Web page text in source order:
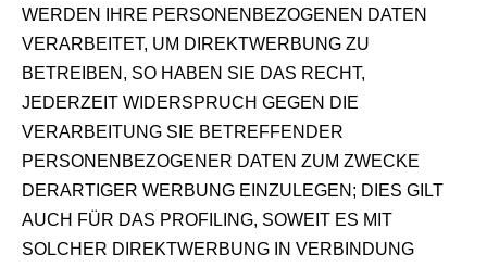
WERDEN IHRE PERSONENBEZOGENEN DATEN
VERARBEITET, UM DIREKTWERBUNG ZU
BETREIBEN, SO HABEN SIE DAS RECHT,
JEDERZEIT WIDERSPRUCH GEGEN DIE
VERARBEITUNG SIE BETREFFENDER
PERSONENBEZOGENER DATEN ZUM ZWECKE
DERARTIGER WERBUNG EINZULEGEN; DIES GILT
AUCH FÜR DAS PROFILING, SOWEIT ES MIT
SOLCHER DIREKTWERBUNG IN VERBINDUNG